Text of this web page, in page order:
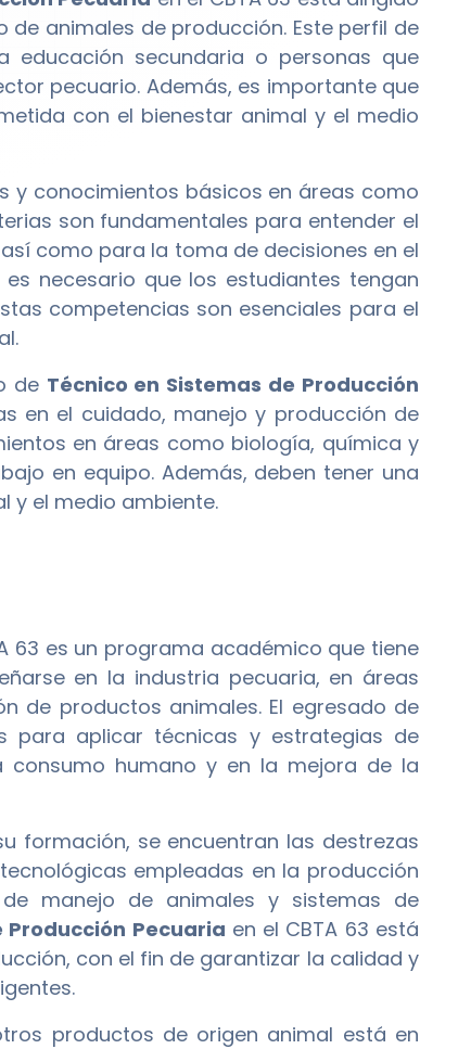
animales de producción. Este perfil de
educación secundaria o personas que
pecuario. Además, es importante que
con el bienestar animal y el medio
y conocimientos básicos en áreas como
son fundamentales para entender el
como para la toma de decisiones en el
necesario que los estudiantes tengan
competencias son esenciales para el
de Técnico en Sistemas de Producción
en el cuidado, manejo y producción de
en áreas como biología, química y
en equipo. Además, deben tener una
y el medio ambiente.
63 es un programa académico que tiene
en la industria pecuaria, en áreas
de productos animales. El egresado de
para aplicar técnicas y estrategias de
humano y en la mejora de la
formación, se encuentran las destrezas
empleadas en la producción
manejo de animales y sistemas de
Producción Pecuaria en el CBTA 63 está
con el fin de garantizar la calidad y
productos de origen animal está en